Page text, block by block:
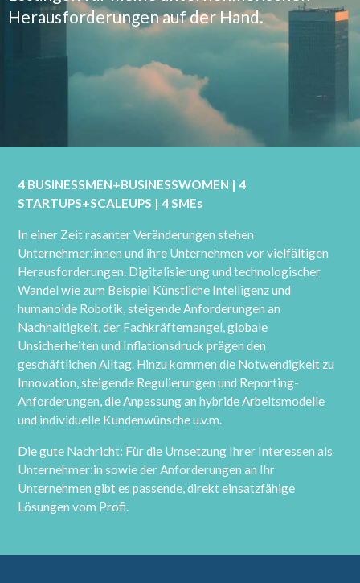
Herausforderungen auf der Hand.
4 BUSINESSMEN+BUSINESSWOMEN | 4
STARTUPS+SCALEUPS | 4 SMEs
In einer Zeit rasanter Veränderungen stehen
Unternehmer:innen und ihre Unternehmen vor vielfältigen
Herausforderungen. Digitalisierung und technologischer
Wandel wie zum Beispiel Künstliche Intelligenz und
humanoide Robotik, steigende Anforderungen an
Nachhaltigkeit, der Fachkräftemangel, globale
Unsicherheiten und Inflationsdruck prägen den
geschäftlichen Alltag. Hinzu kommen die Notwendigkeit zu
Innovation, steigende Regulierungen und Reporting-
Anforderungen, die Anpassung an hybride Arbeitsmodelle
und individuelle Kundenwünsche u.v.m.
Die gute Nachricht: Für die Umsetzung Ihrer Interessen als
Unternehmer:in sowie der Anforderungen an Ihr
Unternehmen gibt es passende, direkt einsatzfähige
Lösungen vom Profi.